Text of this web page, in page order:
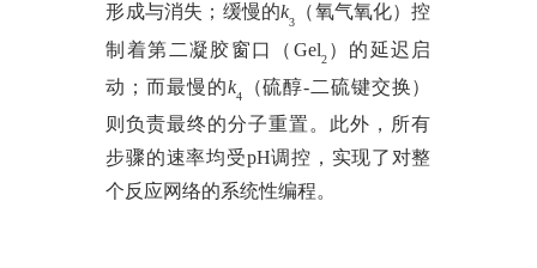
形成与消失；缓慢的k
3
（氧气氧化）控
制着第二凝胶窗口（ Gel
2
）的延迟启
动；而最慢的k
4
（硫醇-二硫键交换）
则负责最终的分子重置。此外，所有
步骤的速率均受pH调控，实现了对整
个反应网络的系统性编程。